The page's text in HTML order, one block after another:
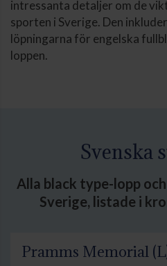
intressanta detaljer om de
sporten i Sverige. Den
löpningarna för engelska
loppen.
Svenska
Alla black type-lopp
Sverige, listade i
Pramms Memorial